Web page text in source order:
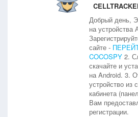
Добрый день,
на устройства
сайте -
COCOSPY 2.
скачайте и
на Android. 3.
устройство из
кабинета
Вам
регистрации.